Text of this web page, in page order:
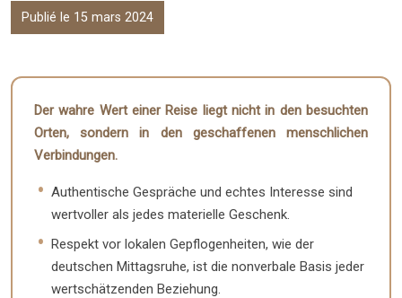
Publié le 15 mars 2024
Der wahre Wert einer Reise liegt nicht in den besuchten
Orten, sondern in den geschaffenen menschlichen
Verbindungen.
Authentische Gespräche und echtes Interesse sind
wertvoller als jedes materielle Geschenk.
Respekt vor lokalen Gepflogenheiten, wie der
deutschen Mittagsruhe, ist die nonverbale Basis jeder
wertschätzenden Beziehung.